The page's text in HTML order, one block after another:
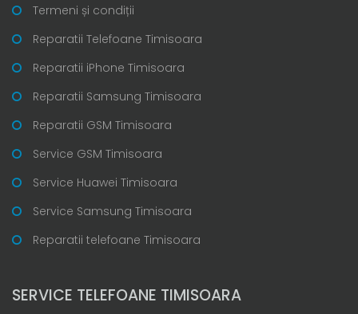
Termeni și condiții
Reparatii Telefoane Timisoara
Reparatii iPhone Timisoara
Reparatii Samsung Timisoara
Reparatii GSM Timisoara
Service GSM Timisoara
Service Huawei Timisoara
Service Samsung Timisoara
Reparatii telefoane Timisoara
SERVICE TELEFOANE TIMISOARA